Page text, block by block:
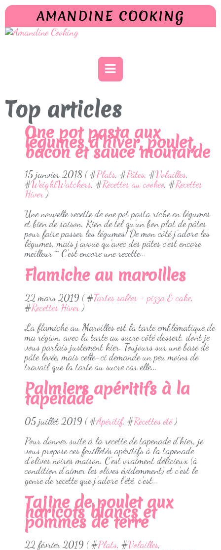
AMANDINE COOKING
Top articles
One pot pasta aux
légumes d'hiver, poulet,
bacon et sauce moutarde
15 janvier 2018 ( #Plats, #Pâtes, #Volailles,
#WeightWatchers, #Recettes au cookeo, #Recettes
Hiver )
Une nouvelle recette de one pot pasta riche en légumes
et bien de saison. Rien de tel qu'un bon plat de pâtes
pour faire passer les légumes! De mon côté j'adore les
légumes, mais j'avoue qu'avec des pâtes c'est encore
meilleur ^^ C'est encore une recette...
Flamiche au maroilles
22 mars 2019 ( #Tartes salées - pizza & cake,
#Recettes Hiver )
La flamiche au Maroilles est la tarte emblématique de
ma région, avec la tarte au sucre côté dessert, dont je
vous parlais justement hier. Toujours sur une base de
pâte levée, mais celle-ci demande un peu moins de
travail que la tarte au sucre car elle...
Palmiers apéritifs à la
tapenade
05 juillet 2019 ( #Apéritif, #Recettes été)
Pour donner suite à la recette de tapenade d'hier, je
vous propose ces feuilletés apéritifs à la tapenade
d'olives noires maison. C'est vraiment délicieux (à
condition d'aimer les olives évidemment) et c'est le
genre de recette que j'adore l'été, c'est...
Tajine de poulet aux
haricots blancs et
pommes de terre
22 février 2019 ( #Plats, #Volailles,